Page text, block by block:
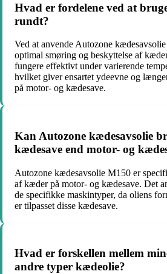
Hvad er fordelene ved at
rundt?
Ved at anvende Autozone
optimal smøring og beskyttelse af
fungere effektivt under varierende
hvilket giver ensartet ydeevne og
på motor- og kædesave.
Kan Autozone kædesavsolie
kædesave end motor- og
Autozone kædesavsolie M150 er
af kæder på motor- og kædesave. Det
de specifikke maskintyper, da oliens
er tilpasset disse kædesave.
Hvad er forskellen mellem
andre typer kædeolie?